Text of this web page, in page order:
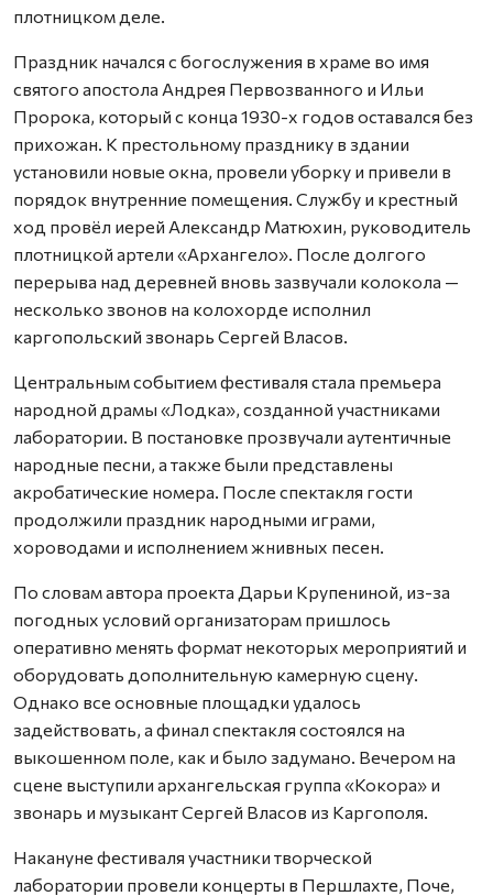
плотницком деле.
Праздник начался с богослужения в храме во имя
святого апостола Андрея Первозванного и Ильи
Пророка, который с конца 1930-х годов оставался без
прихожан. К престольному празднику в здании
установили новые окна, провели уборку и привели в
порядок внутренние помещения. Службу и крестный
ход провёл иерей Александр Матюхин, руководитель
плотницкой артели «Архангело». После долгого
перерыва над деревней вновь зазвучали колокола —
несколько звонов на колохорде исполнил
каргопольский звонарь Сергей Власов.
Центральным событием фестиваля стала премьера
народной драмы «Лодка», созданной участниками
лаборатории. В постановке прозвучали аутентичные
народные песни, а также были представлены
акробатические номера. После спектакля гости
продолжили праздник народными играми,
хороводами и исполнением жнивных песен.
По словам автора проекта Дарьи Крупениной, из-за
погодных условий организаторам пришлось
оперативно менять формат некоторых мероприятий и
оборудовать дополнительную камерную сцену.
Однако все основные площадки удалось
задействовать, а финал спектакля состоялся на
выкошенном поле, как и было задумано. Вечером на
сцене выступили архангельская группа «Кокора» и
звонарь и музыкант Сергей Власов из Каргополя.
Накануне фестиваля участники творческой
лаборатории провели концерты в Першлахте, Поче,